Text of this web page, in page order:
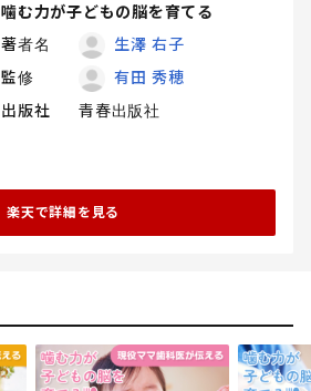
噛む力が子どもの脳を育てる
著者名
生澤 右子
監修
有田 秀穂
出版社
青春出版社
楽天で詳細を見る